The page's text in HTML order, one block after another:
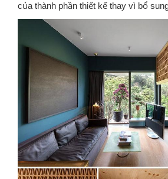
của thành phần thiết kế thay vì bổ